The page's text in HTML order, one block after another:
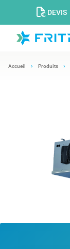
DEVIS
Accueil Produits